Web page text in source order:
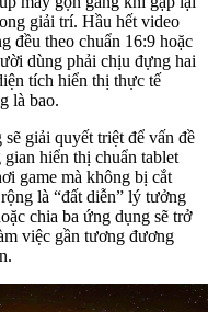
giải trí. Hầu hết video
đều theo chuẩn 16:9 hoặc
dùng phải chịu đựng hai
tích hiển thị thực tế
là bao.
giải quyết triệt để vấn đề
hiển thị chuẩn tablet
game mà không bị cắt
là “đất diễn” lý tưởng
chia ba ứng dụng sẽ trở
việc gần tương đương